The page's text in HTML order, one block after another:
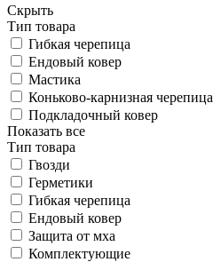
Скрыть
Тип товара
Гибкая черепица
Ендовый ковер
Мастика
Коньково-карнизная черепица
Подкладочный ковер
Показать все
Тип товара
Гвозди
Герметики
Гибкая черепица
Ендовый ковер
Защита от мха
Комплектующие